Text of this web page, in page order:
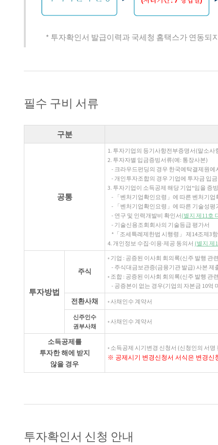
* 투자확인서 발급이력과 국세청 홈택스가 연동되
필수 구비 서류
구분
공통
1. 투자기업의 등기사항전부증명서(말소사
2. 투자자별 입금증빙서류(예: 통장사본)
- 크라우드펀딩의 경우 한국예탁결제원에
- 개인투자조합의 경우 기업에 투자금 입
3. 투자기업이 소득공제 해당 기업*임을 증
- 「벤처기업확인요령」에 따른 벤처기업
- 「벤처기업확인요령」에 따른 기술성평
- 연구 및 인력개발비 확인서 (별지 제11호
- 기술신용조회회사의 기술등급 평가서
*「조세특례제한법 시행령」 제14조제3항
4. 개인정보 수집·이용·제공 동의서 (별지 제
투자방법
주식
◦ 기업 : 공증된 이사회 회의록(신주 발행
- 주식대금보관증(금융기관 발급) 사본 제
◦ 조합 : 공증된 이사회 회의록(신주 발행 관
- 공증본이 없는 경우(기업의 자본금 10억
전환사채 ◦ 사채인수 계약서
신주인수
권부사채
◦ 사채인수 계약서
소득공제를
투자한 해에 받지
않을 경우
◦ 소득공제 시기변경 신청서 (신청인의 서명
※ 공제시기 변경신청서 서식은 변경신
투자확인서 신청 안내